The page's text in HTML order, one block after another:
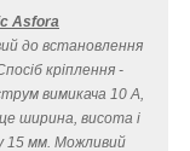
Asfora
до встановлення
кріплення -
вимикача 10 A,
ширина, висота і
15 мм. Можливий